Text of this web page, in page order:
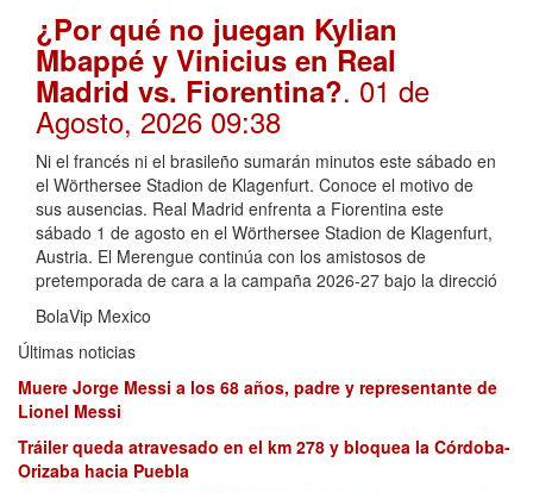
¿Por qué no juegan Kylian
Mbappé y Vinicius en Real
Madrid vs. Fiorentina?. 01 de
Agosto, 2026 09:38
Ni el francés ni el brasileño sumarán minutos este sábado en
el Wörthersee Stadion de Klagenfurt. Conoce el motivo de
sus ausencias. Real Madrid enfrenta a Fiorentina este
sábado 1 de agosto en el Wörthersee Stadion de Klagenfurt,
Austria. El Merengue continúa con los amistosos de
pretemporada de cara a la campaña 2026-27 bajo la direcció
BolaVip Mexico
Últimas noticias
Muere Jorge Messi a los 68 años, padre y representante de
Lionel Messi
Tráiler queda atravesado en el km 278 y bloquea la Córdoba-
Orizaba hacia Puebla